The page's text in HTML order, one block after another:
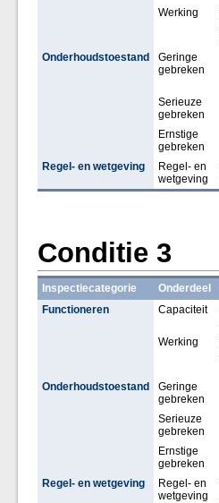
Werking
Onderhoudstoestand
Geringe
gebreken
Serieuze
gebreken
Ernstige
gebreken
Regel- en wetgeving
Regel- en
wetgeving
Conditie 3
Inspectiecategorie Onderdeel
Functioneren
Capaciteit
Werking
Onderhoudstoestand
Geringe
gebreken
Serieuze
gebreken
Ernstige
gebreken
Regel- en wetgeving
Regel- en
wetgeving